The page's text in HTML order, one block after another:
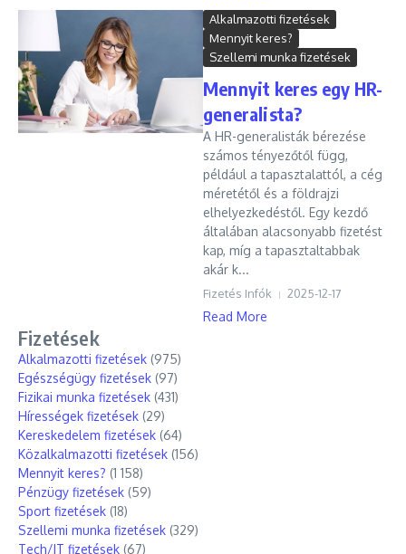
Alkalmazotti fizetések
Mennyit keres?
Szellemi munka fizetések
Mennyit keres egy HR-
generalista?
A HR-generalisták bérezése
számos tényezőtől függ,
például a tapasztalattól, a cég
méretétől és a földrajzi
elhelyezkedéstől. Egy kezdő
általában alacsonyabb fizetést
kap, míg a tapasztaltabbak
akár k...
Fizetés Infók 2025-12-17
Read More
Fizetések
Alkalmazotti fizetések (975)
Egészségügy fizetések (97)
Fizikai munka fizetések (431)
Hírességek fizetések (29)
Kereskedelem fizetések (64)
Közalkalmazotti fizetések (156)
Mennyit keres? (1 158)
Pénzügy fizetések (59)
Sport fizetések (18)
Szellemi munka fizetések (329)
Tech/IT fizetések (67)